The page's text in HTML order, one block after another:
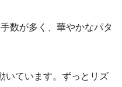
数が多く、華やかなパタ
いています。ずっとリズ